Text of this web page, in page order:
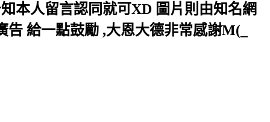
本人留言認同就可XD 圖片則由知名網
給一點鼓勵 ,大恩大德非常感謝M(_